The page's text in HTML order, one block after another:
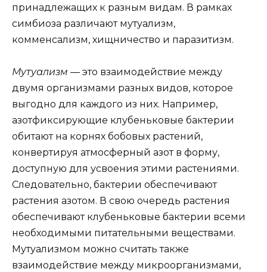
принадлежащих к разным видам. В рамках
симбиоза различают мутуализм,
комменсализм, хищничество и паразитизм.
Мутуализм — это взаимодействие между
двумя организмами разных видов, которое
выгодно для каждого из них. Например,
азотфиксирующие клубеньковые бактерии
обитают на корнях бобовых растений,
конвертируя атмосферный азот в форму,
доступную для усвоения этими растениями.
Следовательно, бактерии обеспечивают
растения азотом. В свою очередь растения
обеспечивают клубеньковые бактерии всеми
необходимыми питательными веществами.
Мутуализмом можно считать также
взаимодействие между микроорганизмами,